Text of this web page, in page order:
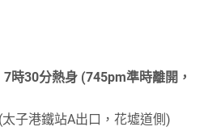
時30分熱身 (745pm準時離開，
子港鐵站A出口，花墟道側)